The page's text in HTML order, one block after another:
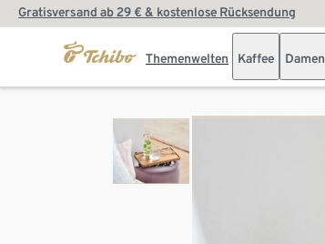
Gratisversand ab 29 € & kostenlose Rücksendung
Themenwelten Kaffee Damen